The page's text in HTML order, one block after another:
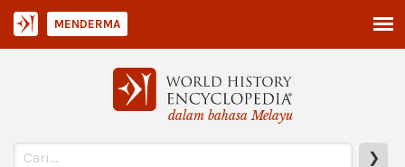
dalam bahasa Melayu
❯
MENDERMA